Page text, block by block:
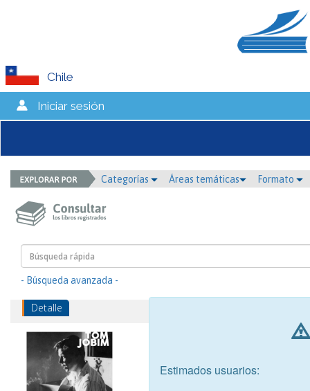
Chile
Iniciar sesión
Categorías Áreas temáticas Formato
- Búsqueda avanzada -
Detalle
Estimados usuarios: